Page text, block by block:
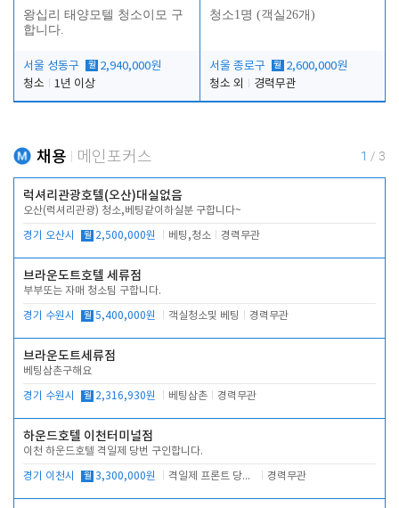
왕십리 태양모텔 청소이모 구
합니다.
서울 성동구 월 2,940,000원
청소
1년 이상
청소1명 (객실26개)
서울 종로구 월 2,600,000원
청소 외
경력무관
채용 메인포커스 1 / 3
럭셔리관광호텔(오산)대실없음
오산(럭셔리관광) 청소,베팅같이하실분 구합니다~
경기 오산시 월 2,500,000원 베팅,청소 경력무관
브라운도트호텔 세류점
부부또는 자매 청소팀 구합니다.
경기 수원시 월 5,400,000원 객실청소및 베팅 경력무관
브라운도트세류점
베팅삼촌구해요
경기 수원시 월 2,316,930원 베팅삼촌 경력무관
하운드호텔 이천터미널점
이천 하운드호텔 격일제 당번 구인합니다.
경기 이천시 월 3,300,000원 격일제 프론트 당번 업무로 주차 및 객실 점검 경력무관